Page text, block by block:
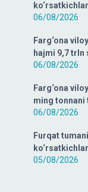
06/08/2026
Farg‘ona
hajmi 9,7 trln
06/08/2026
Farg‘ona
ming tonnani
06/08/2026
Furqat
05/08/2026